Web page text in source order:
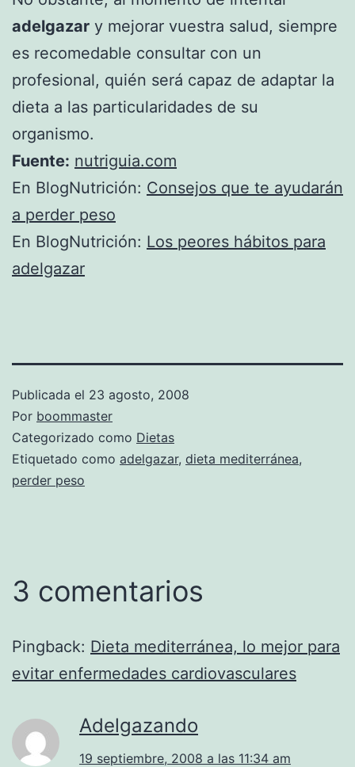
adelgazar y mejorar vuestra salud, siempre
es recomedable consultar con un
profesional, quién será capaz de adaptar la
dieta a las particularidades de su
organismo.
Fuente: nutriguia.com
En BlogNutrición: Consejos que te ayudarán
a perder peso
En BlogNutrición: Los peores hábitos para
adelgazar
Publicada el 23 agosto, 2008
Por boommaster
Categorizado como Dietas
Etiquetado como adelgazar, dieta mediterránea,
perder peso
3 comentarios
Pingback: Dieta mediterránea, lo mejor para
evitar enfermedades cardiovasculares
Adelgazando
19 septiembre, 2008 a las 11:34 am